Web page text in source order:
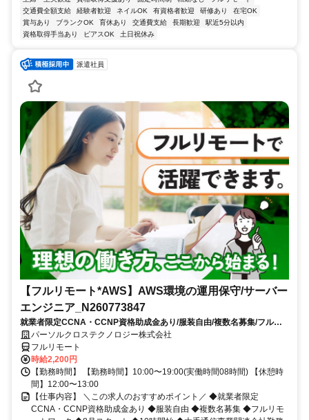
交通費全額支給
経験者歓迎 ネイルOK 有資格者歓迎 研修あり
在宅OK
賞与あり
ブランクOK 育休あり 交通費支給 長期歓迎
駅近5分以内
資格取得手当あり
ピアスOK 土日祝休み
派遣社員
【フルリモート*AWS】AWS環境の運用保守/サーバー
エンジニア_N260773847
就業者限定CCNA・CCNP資格助成金あり/服装自由/複数名募集/フルリ
モートワーク/8月スタート/10時開始/大手通信事業関連会社勤務
パーソルクロステクノロジー株式会社
フルリモート
時給2,200円
【勤務時間】 【勤務時間】10:00〜19:00(実働時間08時間) 【休憩時
間】12:00〜13:00
【仕事内容】 ＼この求人のおすすめポイント／ ◆就業者限定
CCNA・CCNP資格助成金あり ◆服装自由 ◆複数名募集 ◆フルリモ